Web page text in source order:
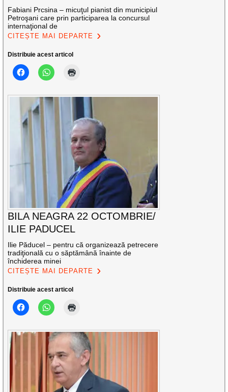
Fabiani Prcsina – micuţul pianist din municipiul
Petroşani care prin participarea la concursul
internaţional de
CITEȘTE MAI DEPARTE
Distribuie acest articol
BILA NEAGRA 22 OCTOMBRIE/
ILIE PADUCEL
Ilie Păducel – pentru că organizează petrecere
tradiţională cu o săptămână înainte de
închiderea minei
CITEȘTE MAI DEPARTE
Distribuie acest articol